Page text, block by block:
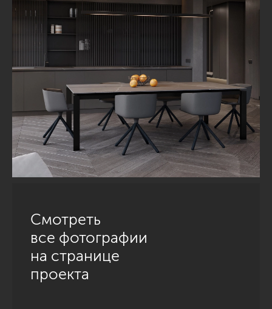
Смотреть
все фотографии
на странице
проекта